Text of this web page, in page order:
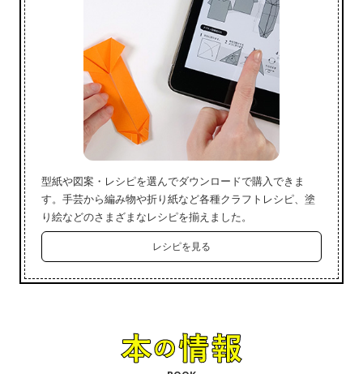
型紙や図案・レシピを選んでダウンロードで購入できま
す。手芸から編み物や折り紙など各種クラフトレシピ、塗
り絵などのさまざまなレシピを揃えました。
レシピを見る